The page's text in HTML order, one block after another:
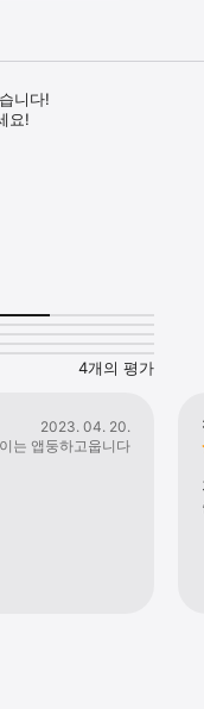
니다!
요!
세요!
용이 가능합니다. 스토어
4개의 평가
2023. 04. 20.
는 앱둥하고웁니다